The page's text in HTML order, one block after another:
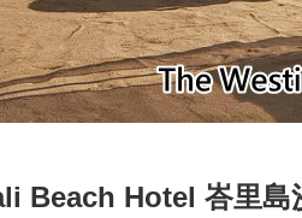
Beach Hotel 峇里島